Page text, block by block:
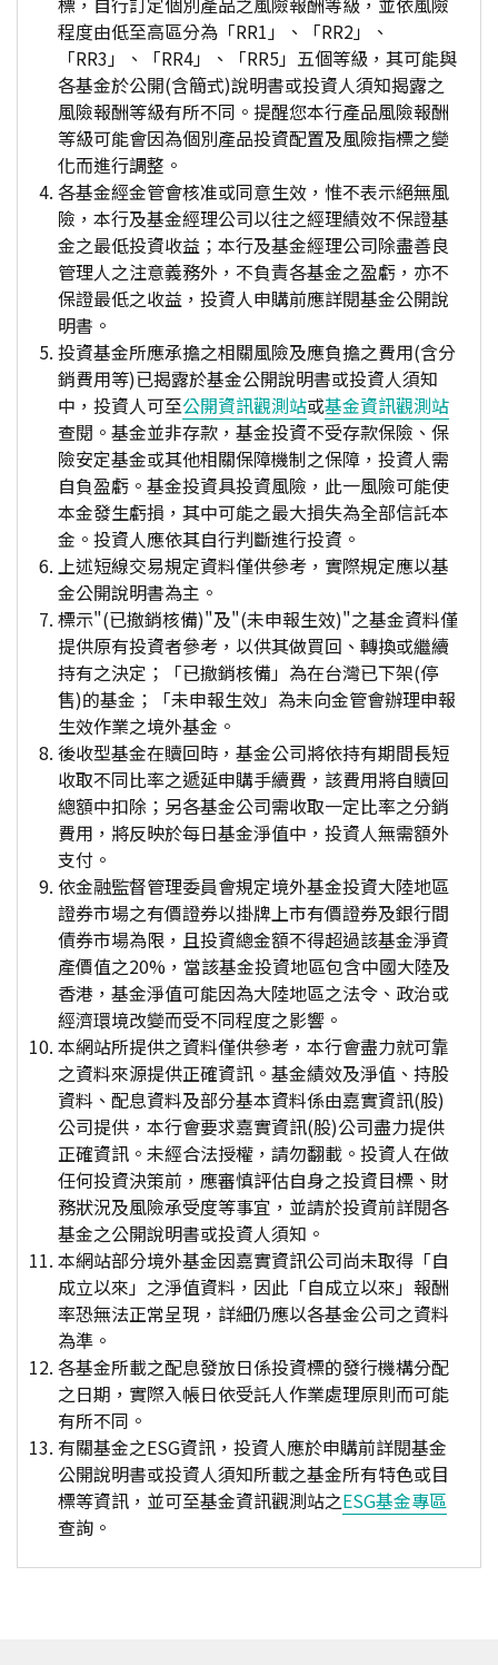
程度由低至高區分為「RR1」、「RR2」、
「RR3」、「RR4」、「RR5」五個等級，其可能與
各基金於公開(含簡式)說明書或投資人須知揭露之
風險報酬等級有所不同。提醒您本行產品風險報酬
等級可能會因為個別產品投資配置及風險指標之變
化而進行調整。
各基金經金管會核准或同意生效，惟不表示絕無風
險，本行及基金經理公司以往之經理績效不保證基
金之最低投資收益；本行及基金經理公司除盡善良
管理人之注意義務外，不負責各基金之盈虧，亦不
保證最低之收益，投資人申購前應詳閱基金公開說
明書。
投資基金所應承擔之相關風險及應負擔之費用(含分
銷費用等)已揭露於基金公開說明書或投資人須知
中，投資人可至公開資訊觀測站或基金資訊觀測站
查閱。基金並非存款，基金投資不受存款保險、保
險安定基金或其他相關保障機制之保障，投資人需
自負盈虧。基金投資具投資風險，此一風險可能使
本金發生虧損，其中可能之最大損失為全部信託本
金。投資人應依其自行判斷進行投資。
上述短線交易規定資料僅供參考，實際規定應以基
金公開說明書為主。
標示"(已撤銷核備)"及"(未申報生效)"之基金資料僅
提供原有投資者參考，以供其做買回、轉換或繼續
持有之決定；「已撤銷核備」為在台灣已下架(停
售)的基金；「未申報生效」為未向金管會辦理申報
生效作業之境外基金。
後收型基金在贖回時，基金公司將依持有期間長短
收取不同比率之遞延申購手續費，該費用將自贖回
總額中扣除；另各基金公司需收取一定比率之分銷
費用，將反映於每日基金淨值中，投資人無需額外
支付。
依金融監督管理委員會規定境外基金投資大陸地區
證券市場之有價證券以掛牌上市有價證券及銀行間
債券市場為限，且投資總金額不得超過該基金淨資
產價值之20%，當該基金投資地區包含中國大陸及
香港，基金淨值可能因為大陸地區之法令、政治或
經濟環境改變而受不同程度之影響。
本網站所提供之資料僅供參考，本行會盡力就可靠
之資料來源提供正確資訊。基金績效及淨值、持股
資料、配息資料及部分基本資料係由嘉實資訊(股)
公司提供，本行會要求嘉實資訊(股)公司盡力提供
正確資訊。未經合法授權，請勿翻載。投資人在做
任何投資決策前，應審慎評估自身之投資目標、財
務狀況及風險承受度等事宜，並請於投資前詳閱各
基金之公開說明書或投資人須知。
本網站部分境外基金因嘉實資訊公司尚未取得「自
成立以來」之淨值資料，因此「自成立以來」報酬
率恐無法正常呈現，詳細仍應以各基金公司之資料
為準。
各基金所載之配息發放日係投資標的發行機構分配
之日期，實際入帳日依受託人作業處理原則而可能
有所不同。
有關基金之ESG資訊，投資人應於申購前詳閱基金
公開說明書或投資人須知所載之基金所有特色或目
標等資訊，並可至基金資訊觀測站之ESG基金專區
查詢。